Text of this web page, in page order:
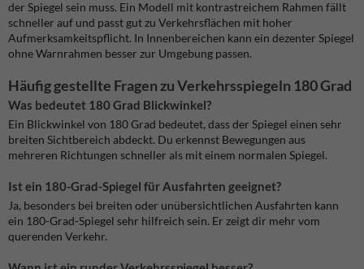
der Spiegel sein muss. Ein Modell mit kontrastreichem Rahmen fällt
schneller auf und passt gut zu Verkehrsflächen mit hoher
Aufmerksamkeitspflicht. In Innenbereichen kann ein dezenter Spiegel
ohne Warnrahmen besser zur Umgebung passen.
Häufig gestellte Fragen zu Verkehrsspiegeln 180 Grad
Was bedeutet 180 Grad Blickwinkel?
Ein Blickwinkel von 180 Grad bedeutet, dass der Spiegel einen sehr
breiten Sichtbereich abdeckt. Du erkennst Bewegungen aus
mehreren Richtungen schneller als mit einem normalen Spiegel.
Ist ein 180-Grad-Spiegel für Ausfahrten geeignet?
Ja, besonders bei breiten oder unübersichtlichen Ausfahrten kann
ein 180-Grad-Spiegel sehr hilfreich sein. Er zeigt dir mehr vom
querenden Verkehr.